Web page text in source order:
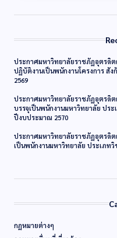
ประกาศมหาวิทยาลัยราชภัฏอุตรดิต
ปฏิบัติงานเป็นพนักงานโครงการ สั
2569
ประกาศมหาวิทยาลัยราชภัฏอุตรดิ
บรรจุเป็นพนักงานมหาวิทยาลัย ปร
ปีงบประมาณ 2570
ประกาศมหาวิทยาลัยราชภัฏอุตรดิต
เป็นพนักงานมหาวิทยาลัย ประเภท
กฏหมายต่างๆ